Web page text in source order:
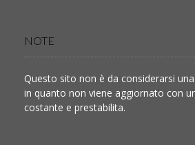
NOTE
Questo sito non è da considerarsi
in quanto non viene aggiornato con
costante e prestabilita.